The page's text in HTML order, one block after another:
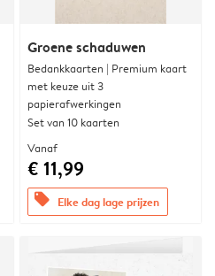
Groene schaduwen
Bedankkaarten | Premium kaart
met keuze uit 3
papierafwerkingen
Set van 10 kaarten
Vanaf
€ 11,99
offers Elke dag lage prijzen